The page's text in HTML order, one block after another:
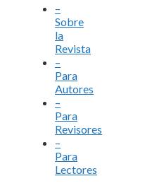
–
Sobre
la
Revista
–
Para
Autores
–
Para
Revisores
–
Para
Lectores